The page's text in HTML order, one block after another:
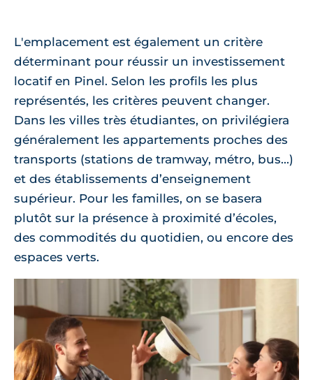
L'emplacement est également un critère
déterminant pour réussir un investissement
locatif en Pinel. Selon les profils les plus
représentés, les critères peuvent changer.
Dans les villes très étudiantes, on privilégiera
généralement les appartements proches des
transports (stations de tramway, métro, bus...)
et des établissements d’enseignement
supérieur. Pour les familles, on se basera
plutôt sur la présence à proximité d’écoles,
des commodités du quotidien, ou encore des
espaces verts.